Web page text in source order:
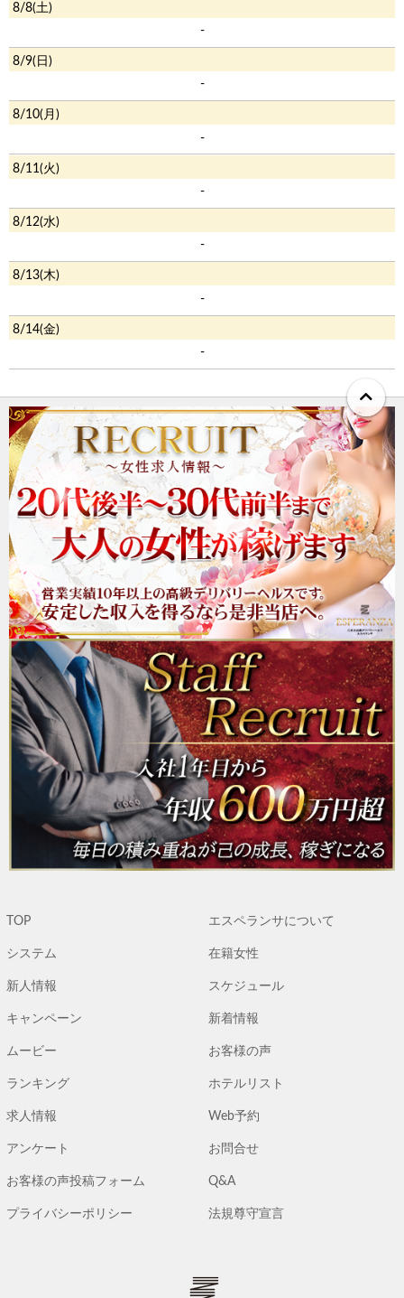
8/8(土)
-
8/9(日)
-
8/10(月)
-
8/11(火)
-
8/12(水)
-
8/13(木)
-
8/14(金)
-
TOP エスペランサについて
システム 在籍女性
新人情報 スケジュール
キャンペーン 新着情報
ムービー お客様の声
ランキング ホテルリスト
求人情報 Web予約
アンケート お問合せ
お客様の声投稿フォーム Q&A
プライバシーポリシー 法規尊守宣言